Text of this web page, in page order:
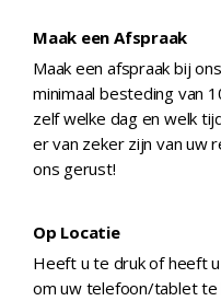
Maak een Afspraak
Maak een afspraak bij
minimaal besteding van
zelf welke dag en welk
er van zeker zijn van uw
ons gerust!
Op Locatie
Heeft u te druk of heeft
om uw telefoon/tablet te